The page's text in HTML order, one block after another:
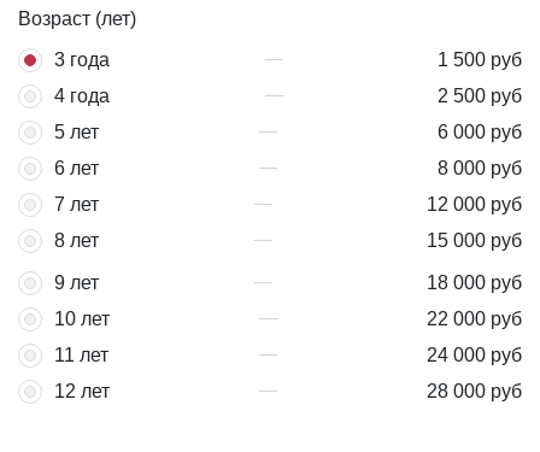
Возраст (лет)
3 года
1 500 руб
4 года
2 500 руб
5 лет
6 000 руб
6 лет
8 000 руб
7 лет
12 000 руб
8 лет
15 000 руб
9 лет
18 000 руб
10 лет
22 000 руб
11 лет
24 000 руб
12 лет
28 000 руб